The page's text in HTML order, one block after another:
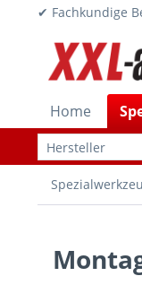
✔
Home